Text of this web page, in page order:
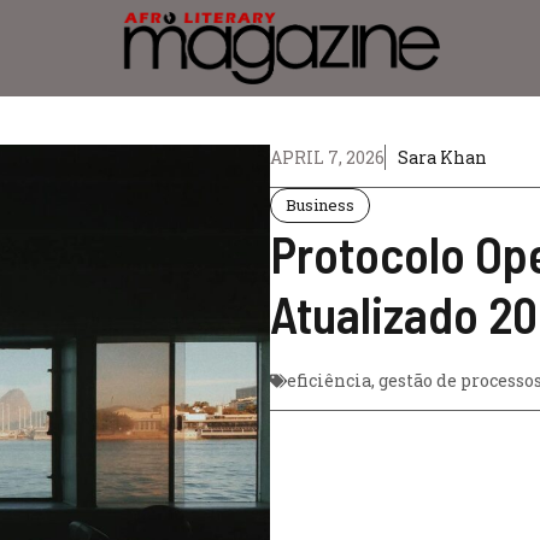
APRIL 7, 2026 Sara Khan
Business
Protocolo
Atualizado
eficiência, gestão de